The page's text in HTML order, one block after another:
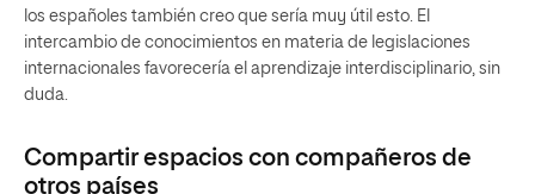
los españoles también creo que sería muy útil esto. El
intercambio de conocimientos en materia de legislaciones
internacionales favorecería el aprendizaje interdisciplinario, sin
duda.
Compartir espacios con compañeros de
otros países